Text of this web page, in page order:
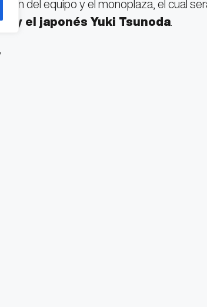
del equipo y el monoplaza, el cual
y el japonés Yuki Tsunoda